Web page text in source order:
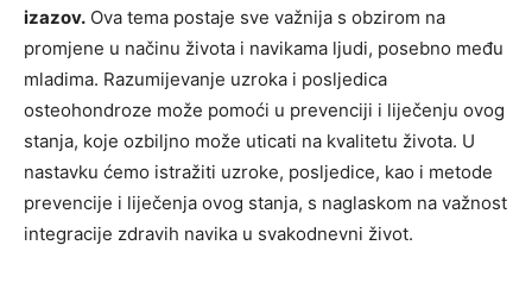
izazov. Ova tema postaje sve važnija s obzirom na
promjene u načinu života i navikama ljudi, posebno među
mladima. Razumijevanje uzroka i posljedica
osteohondroze može pomoći u prevenciji i liječenju ovog
stanja, koje ozbiljno može uticati na kvalitetu života. U
nastavku ćemo istražiti uzroke, posljedice, kao i metode
prevencije i liječenja ovog stanja, s naglaskom na važnost
integracije zdravih navika u svakodnevni život.